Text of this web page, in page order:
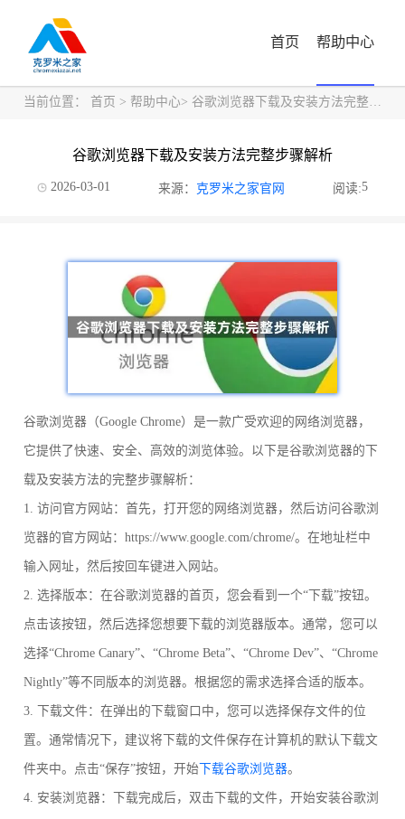
首页 帮助中心
当前位置： 首页 > 帮助中心> 谷歌浏览器下载及安装方法完整步骤解析
谷歌浏览器下载及安装方法完整步骤解析
2026-03-01 来源： 克罗米之家官网 阅读:5
谷歌浏览器（Google Chrome）是一款广受欢迎的网络浏览器，
它提供了快速、安全、高效的浏览体验。以下是谷歌浏览器的下
载及安装方法的完整步骤解析：
1. 访问官方网站：首先，打开您的网络浏览器，然后访问谷歌浏
览器的官方网站：https://www.google.com/chrome/。在地址栏中
输入网址，然后按回车键进入网站。
2. 选择版本：在谷歌浏览器的首页，您会看到一个“下载”按钮。
点击该按钮，然后选择您想要下载的浏览器版本。通常，您可以
选择“Chrome Canary”、“Chrome Beta”、“Chrome Dev”、“Chrome
Nightly”等不同版本的浏览器。根据您的需求选择合适的版本。
3. 下载文件：在弹出的下载窗口中，您可以选择保存文件的位
置。通常情况下，建议将下载的文件保存在计算机的默认下载文
件夹中。点击“保存”按钮，开始下载谷歌浏览器。
4. 安装浏览器：下载完成后，双击下载的文件，开始安装谷歌浏